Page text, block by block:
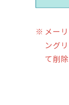
メー
ング
て削